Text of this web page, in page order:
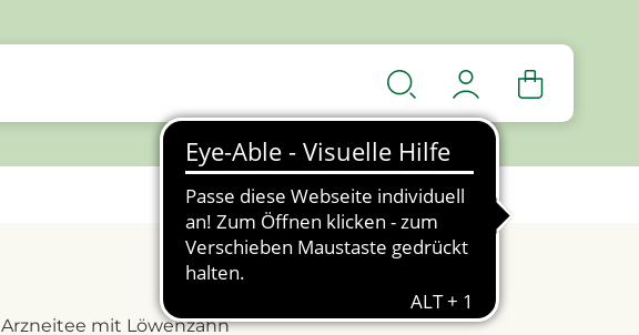
Magen & Darm
Arzneitee mit Löwenzahn